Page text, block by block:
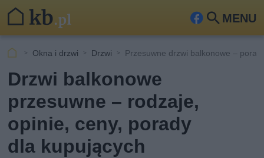
MENU
Fa
ook
Szu
Okna i drzwi Drzwi Przesuwne drzwi balkonowe –
Drzwi balkonowe
przesuwne – rodzaje,
opinie, ceny, porady
dla kupujących